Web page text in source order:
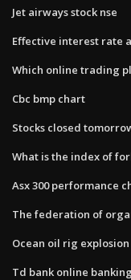
Jet airways stock nse
Effective interest rate
Which online trading
Cbc bmp chart
Stocks closed
What is the index of
Asx 300 performance
The federation of
Ocean oil rig explosion
Td bank online